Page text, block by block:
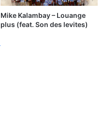
Mike Kalambay – Louange
plus (feat. Son des levites)